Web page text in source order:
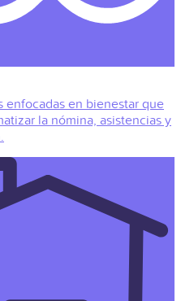
enfocadas en bienestar que
la nómina, asistencias y